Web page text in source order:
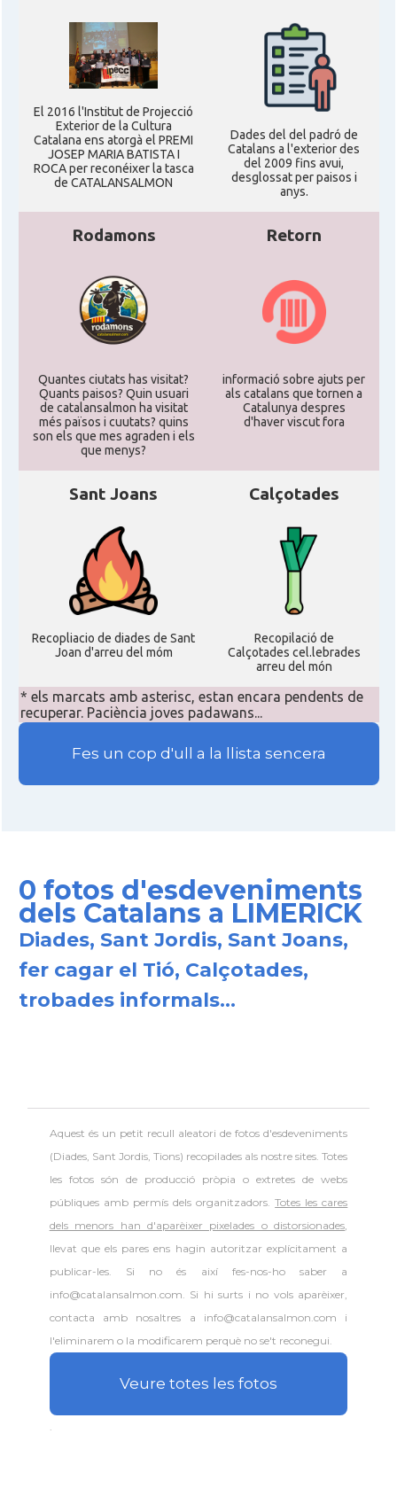
El 2016 l'Institut de Projecció
Exterior de la Cultura
Catalana ens atorgà el PREMI
JOSEP MARIA BATISTA I
ROCA per reconéixer la tasca
de CATALANSALMON
Dades del del padró de
Catalans a l'exterior des
del 2009 fins avui,
desglossat per paisos i
anys.
Rodamons
Quantes ciutats has visitat?
Quants paisos? Quin usuari
de catalansalmon ha visitat
més països i cuutats? quins
son els que mes agraden i els
que menys?
Retorn
informació sobre ajuts per
als catalans que tornen a
Catalunya despres
d'haver viscut fora
Sant Joans
Recopliacio de diades de Sant
Joan d'arreu del móm
Calçotades
Recopilació de
Calçotades cel.lebrades
arreu del món
* els marcats amb asterisc, estan encara pendents de
recuperar. Paciència joves padawans...
Fes un cop d'ull a la llista sencera
0 fotos d'esdeveniments
dels Catalans a LIMERICK
Diades, Sant Jordis, Sant Joans,
fer cagar el Tió, Calçotades,
trobades informals...
Aquest és un petit recull aleatori defotos d'esdeveniments
(Diades, Sant Jordis, Tions) recopilades als nostre sites. Totes
les fotos són de producció pròpia o extretes de webs
públiques amb permís dels organitzadors.Totes les cares
dels menors han d'aparèixer pixelades o distorsionades,
llevat que els pares ens hagin autoritzar explícitament a
publicar-les. Si no és així fes-nos-ho saber a
info@catalansalmon.com. Si hi surts i no vols aparèixer,
contacta amb nosaltres a info@catalansalmon.com i
l'eliminarem o la modificarem perquè no se't reconegui.
Veure totes les fotos